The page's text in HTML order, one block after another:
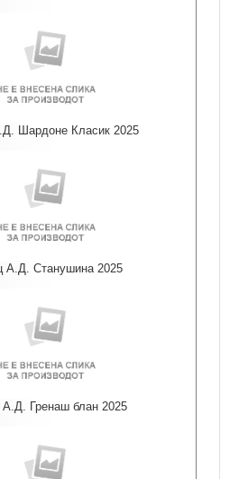
Шардоне Класик 2025
А.Д. Станушина 2025
А.Д. Гренаш блан 2025